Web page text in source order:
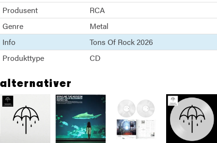
Produsent
RCA
Genre
Metal
Info
Tons Of Rock 2026
Produkttype
CD
alternativer